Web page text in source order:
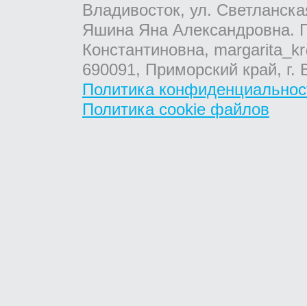
Владивосток, ул.
Яшина Яна Александровна.
Константиновна,
690091, Приморский край,
Политика
Политика cookie файлов